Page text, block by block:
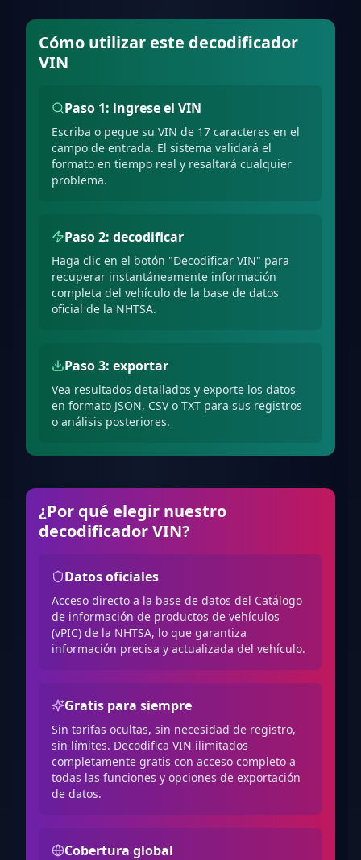
Cómo utilizar este decodificador
VIN
Paso 1: ingrese el VIN
Escriba o pegue su VIN de 17 caracteres en el
campo de entrada. El sistema validará el
formato en tiempo real y resaltará cualquier
problema.
Paso 2: decodificar
Haga clic en el botón "Decodificar VIN" para
recuperar instantáneamente información
completa del vehículo de la base de datos
oficial de la NHTSA.
Paso 3: exportar
Vea resultados detallados y exporte los datos
en formato JSON, CSV o TXT para sus registros
o análisis posteriores.
¿Por qué elegir nuestro
decodificador VIN?
Datos oficiales
Acceso directo a la base de datos del Catálogo
de información de productos de vehículos
(vPIC) de la NHTSA, lo que garantiza
información precisa y actualizada del vehículo.
Gratis para siempre
Sin tarifas ocultas, sin necesidad de registro,
sin límites. Decodifica VIN ilimitados
completamente gratis con acceso completo a
todas las funciones y opciones de exportación
de datos.
Cobertura global